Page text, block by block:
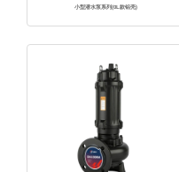
小型潜水泵系列(0L款铝壳)